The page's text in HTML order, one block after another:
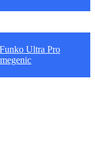
Funko Ultra Pro